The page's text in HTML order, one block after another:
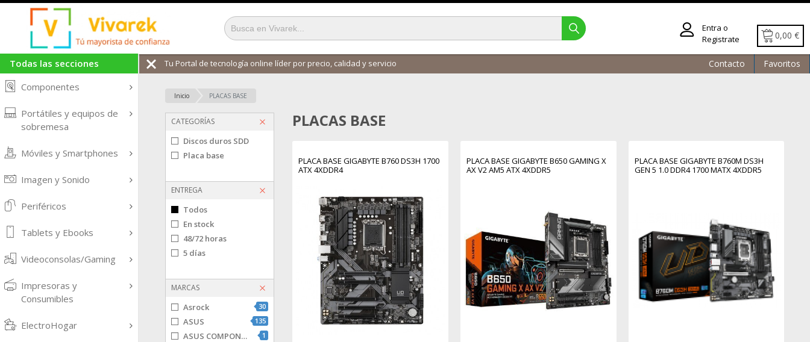
Todas las secciones
Componentes
Portátiles y equipos de
sobremesa
Móviles y Smartphones
Imagen y Sonido
Periféricos
Tablets y Ebooks
Videoconsolas/Gaming
Impresoras y
Consumibles
ElectroHogar
0,00 €
Entra o
Registrate
Tu Portal de tecnología online líder por precio, calidad y servicio Contacto Favoritos
Inicio PLACAS BASE
CATEGORÍAS
Discos duros SDD
Placa base
ENTREGA
Todos
En stock
48/72 horas
5 días
MARCAS
Asrock 30
ASUS 135
ASUS COMPONENTES 1
PLACAS BASE
PLACA BASE GIGABYTE B760 DS3H 1700
ATX 4XDDR4
PLACA BASE GIGABYTE B650 GAMING X
AX V2 AM5 ATX 4XDDR5
PLACA BASE GIGABYTE B760M DS3H
GEN 5 1.0 DDR4 1700 MATX 4XDDR5